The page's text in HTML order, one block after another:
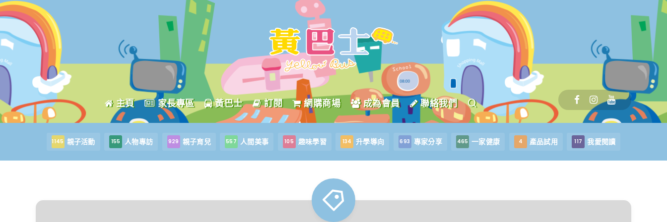
主頁 家長專區 黃巴士 訂閱 網購商場 成為會員 聯絡我們
1145 親子活動 155 人物專訪 929 親子育兒 557 人間美事 105 趣味學習 134 升學導向 693 專家分享 465 一家健康 4 產品試用 117 我愛閱讀